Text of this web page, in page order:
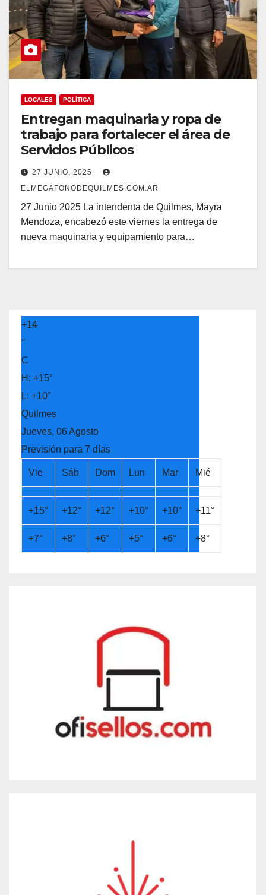
LOCALES POLÍTICA
Entregan maquinaria y ropa de
trabajo para fortalecer el área de
Servicios Públicos
27 JUNIO, 2025
ELMEGAFONODEQUILMES.COM.AR
27 Junio 2025 La intendenta de Quilmes, Mayra
Mendoza, encabezó este viernes la entrega de
nueva maquinaria y equipamiento para…
+14
°
C
H: +15°
L: +10°
Quilmes
Jueves, 06 Agosto
Previsión para 7 días
Vie Sáb Dom Lun Mar Mié
+15° +12° +12° +10° +10° +11°
+7° +8° +6° +5° +6° +8°